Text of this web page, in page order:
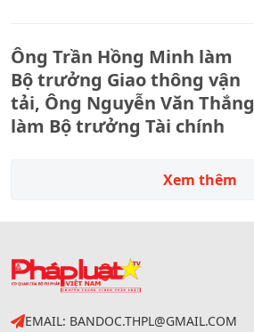
Ông Trần Hồng Minh làm
Bộ trưởng Giao thông vận
tải, Ông Nguyễn Văn Thắng
làm Bộ trưởng Tài chính
Xem thêm
EMAIL: BANDOC.THPL@GMAIL.COM